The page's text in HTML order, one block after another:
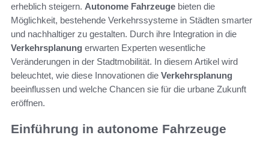
erheblich steigern. Autonome Fahrzeuge bieten die
Möglichkeit, bestehende Verkehrssysteme in Städten smarter
und nachhaltiger zu gestalten. Durch ihre Integration in die
Verkehrsplanung erwarten Experten wesentliche
Veränderungen in der Stadtmobilität. In diesem Artikel wird
beleuchtet, wie diese Innovationen die Verkehrsplanung
beeinflussen und welche Chancen sie für die urbane Zukunft
eröffnen.
Einführung in autonome Fahrzeuge